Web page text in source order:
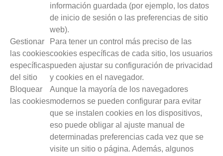
información guardada (por ejemplo, los datos
de inicio de sesión o las preferencias de sitio
web).
Gestionar
las cookies
específicas
del sitio
Para tener un control más preciso de las
cookies específicas de cada sitio, los usuarios
pueden ajustar su configuración de privacidad
y cookies en el navegador.
Bloquear
las cookies
Aunque la mayoría de los navegadores
modernos se pueden configurar para evitar
que se instalen cookies en los dispositivos,
eso puede obligar al ajuste manual de
determinadas preferencias cada vez que se
visite un sitio o página. Además, algunos